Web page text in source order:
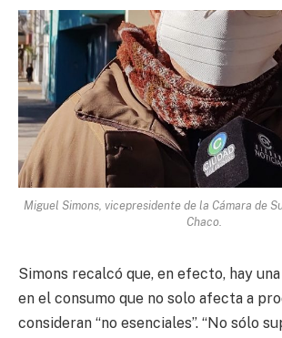
Miguel Simons, vicepresidente de la Cámara de
Chaco.
Simons recalcó que, en efecto, hay
en el consumo que no solo afecta a
consideran “no esenciales”. “No sólo